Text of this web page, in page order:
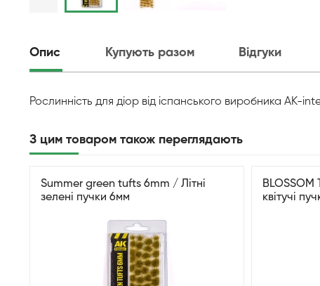
Опис Купують разом Відгуки
Рослинність для діор від іспанського виробника AK-
З цим товаром також переглядають
Summer green tufts 6mm / Літні
зелені пучки 6мм
BLOSSOM
квітучі